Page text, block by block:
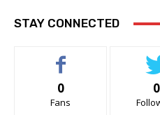
STAY CONNECTED
0
Fans
0